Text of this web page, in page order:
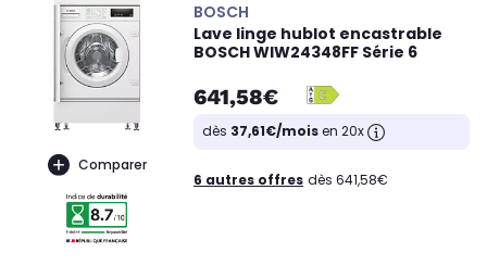
Comparer
BOSCH
Lave linge hublot encastrable
BOSCH WIW24348FF Série 6
641,58€
dès 37,61€/moisen 20x
6 autres offres dès 641,58€